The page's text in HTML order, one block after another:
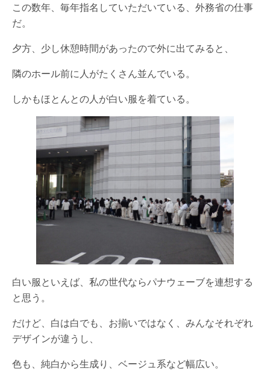
この数年、毎年指名していただいている、外務省の仕事
だ。
夕方、少し休憩時間があったので外に出てみると、
隣のホール前に人がたくさん並んでいる。
しかもほとんとの人が白い服を着ている。
白い服といえば、私の世代ならパナウェーブを連想する
と思う。
だけど、白は白でも、お揃いではなく、みんなそれぞれ
デザインが違うし、
色も、純白から生成り、ベージュ系など幅広い。